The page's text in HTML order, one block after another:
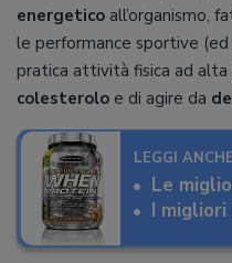
energetico all’organismo,
le performance sportive
pratica attività fisica ad
colesterolo e di agire da
LEGGI ANCHE
Le
I